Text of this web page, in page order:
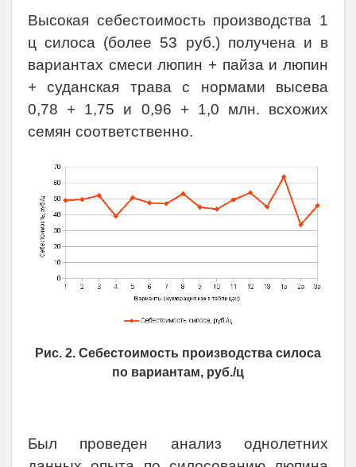
Высокая себестоимость производства 1
ц силоса (более 53 руб.) получена и в
вариантах смеси люпин + пайза и люпин
+ суданская трава с нормами высева
0,78 + 1,75 и 0,96 + 1,0 млн. всхожих
семян соответственно.
Рис. 2. Себестоимость производства силоса
по вариантам, руб./ц
Был проведен анализ однолетних